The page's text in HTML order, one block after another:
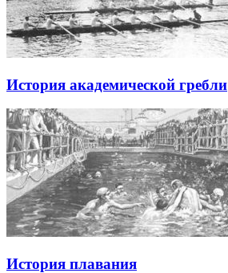
История академической гребли
История плавания